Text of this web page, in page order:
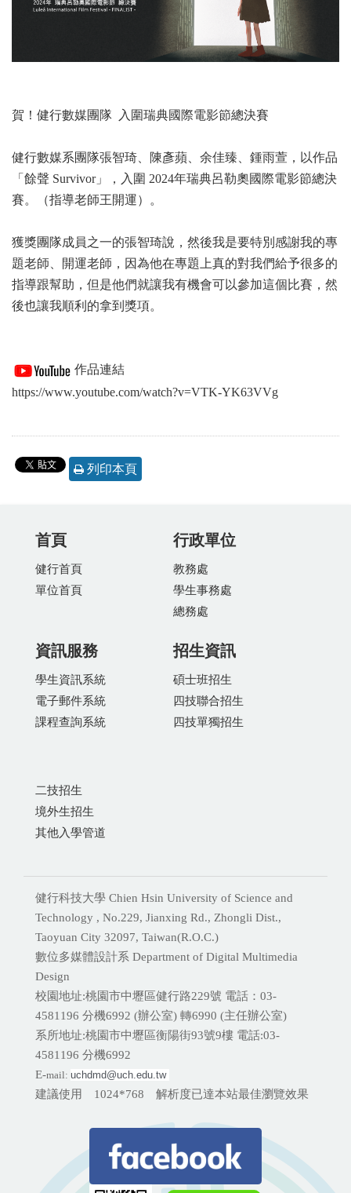
賀！健行數媒團隊 入圍瑞典國際電影節總決賽
健行數媒系團隊張智琦、陳彥蘋、余佳臻、鍾雨萱，以作品
「餘聲 Survivor」，入圍 2024年瑞典呂勒奧國際電影節總決
賽。（指導老師王開運）。
獲獎團隊成員之一的張智琦說，然後我是要特別感謝我的專
題老師、開運老師，因為他在專題上真的對我們給予很多的
指導跟幫助，但是他們就讓我有機會可以參加這個比賽，然
後也讓我順利的拿到獎項。
作品連結
https://www.youtube.com/watch?v=VTK-YK63VVg
列印本頁
首頁
健行首頁
單位首頁
行政單位
教務處
學生事務處
總務處
資訊服務
學生資訊系統
電子郵件系統
課程查詢系統
招生資訊
碩士班招生
四技聯合招生
四技單獨招生
二技招生
境外生招生
其他入學管道
健行科技大學 Chien Hsin University of Science and
Technology , No.229, Jianxing Rd., Zhongli Dist.,
Taoyuan City 32097, Taiwan(R.O.C.)
數位多媒體設計系 Department of Digital Multimedia
Design
校園地址:桃園市中壢區健行路229號 電話：03-
4581196 分機6992 (辦公室) 轉6990 (主任辦公室)
系所地址:桃園市中壢區衡陽街93號9樓 電話:03-
4581196 分機6992
E-mail: uchdmd@uch.edu.tw
建議使用 1024*768 解析度已達本站最佳瀏覽效果